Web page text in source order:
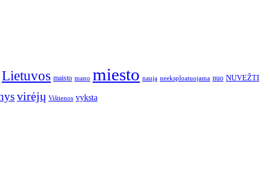
Lietuvos maisto mano miesto naują neeksploatuojama nuo NUVEŽTI
virėjų Vištienos vyksta